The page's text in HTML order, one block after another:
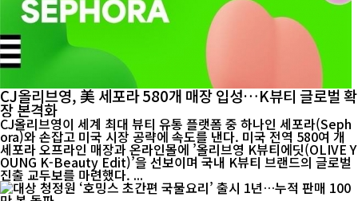
CJ올리브영, 美 세포라 580개 매장 입성…K뷰티 글로벌 확
장 본격화
CJ올리브영이 세계 최대 뷰티 유통 플랫폼 중 하나인 세포라(Seph
ora)와 손잡고 미국 시장 공략에 속도를 낸다. 미국 전역 580여 개
세포라 오프라인 매장과 온라인몰에 ’올리브영 K뷰티에딧(OLIVE Y
OUNG K-Beauty Edit)’을 선보이며 국내 K뷰티 브랜드의 글로벌
진출 교두보를 마련했다. ...